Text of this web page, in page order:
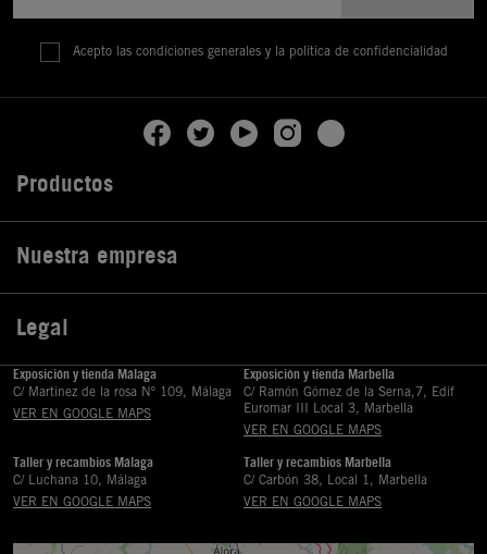
Acepto las condiciones generales y la política de confidencialidad
Productos
Nuestra empresa
Legal
Exposición y tienda Málaga
C/ Martinez de la rosa Nº 109, Málaga
VER EN GOOGLE MAPS
Exposición y tienda Marbella
C/ Ramón Gómez de la Serna,7, Edif
Euromar III Local 3, Marbella
VER EN GOOGLE MAPS
Taller y recambios Málaga
C/ Luchana 10, Málaga
VER EN GOOGLE MAPS
Taller y recambios Marbella
C/ Carbón 38, Local 1, Marbella
VER EN GOOGLE MAPS